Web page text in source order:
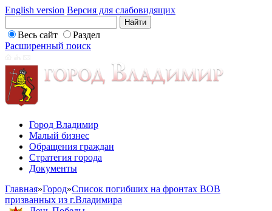
English version Версия для слабовидящих
Весь сайт
Раздел
Расширенный поиск
Город Владимир
Малый бизнес
Обращения граждан
Стратегия города
Документы
Главная»Город»Список погибших на фронтах ВОВ
призванных из г.Владимира